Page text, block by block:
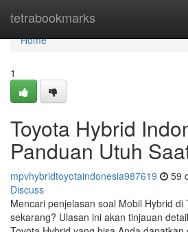
tetrabookmarks
Home
Home
1
Toyota Hybrid
Panduan Utuh
mpvhybridtoyotaindonesia987619 59
Discuss
Mencari penjelasan soal Mobil Hybrid di
sekarang? Ulasan ini akan tinjauan